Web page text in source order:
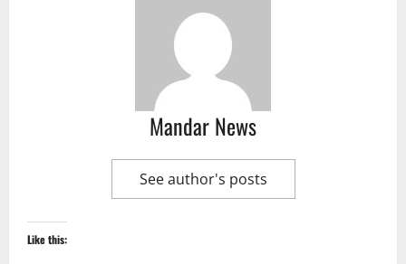
Mandar News
See author's posts
Like this: